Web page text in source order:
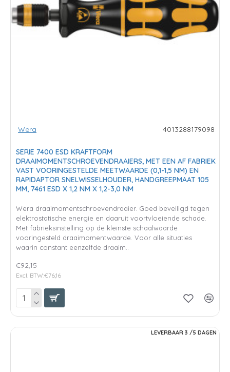
Wera 4013288179098
SERIE 7400 ESD KRAFTFORM
DRAAIMOMENTSCHROEVENDRAAIERS, MET EEN AF FABRIEK
VAST VOORINGESTELDE MEETWAARDE (0,1-1,5 NM) EN
RAPIDAPTOR SNELWISSELHOUDER, HANDGREEPMAAT 105
MM, 7461 ESD X 1,2 NM X 1,2-3,0 NM
Wera draaimomentschroevendraaier. Goed beveiligd tegen
elektrostatische energie en daaruit voortvloeiende schade.
Met fabrieksinstelling op de kleinste schaalwaarde
vooringesteld draaimomentwaarde. Voor alle situaties
waarin constant eenzelfde draaim..
€92,15
Excl. BTW:€76,16
LEVERBAAR 3 /5 DAGEN